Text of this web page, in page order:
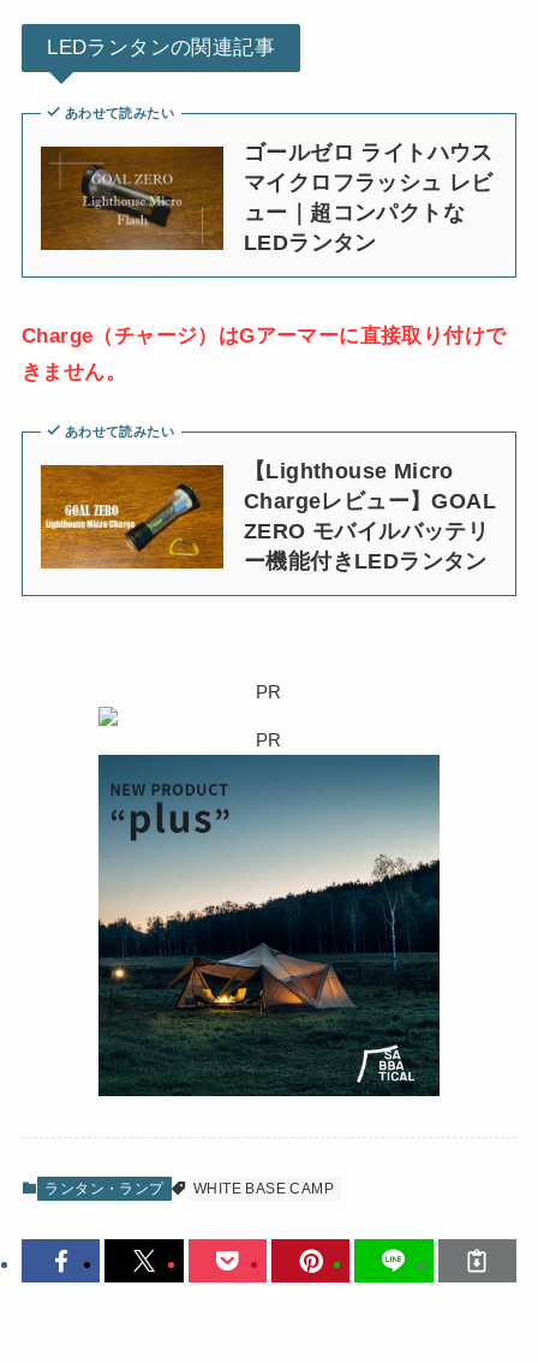
LEDランタンの関連記事
あわせて読みたい
ゴールゼロ ライトハウス
マイクロフラッシュ レビ
ュー｜超コンパクトな
LEDランタン
Charge（チャージ）はGアーマーに直接取り付けで
きません。
あわせて読みたい
【Lighthouse Micro
Chargeレビュー】GOAL
ZERO モバイルバッテリ
ー機能付きLEDランタン
PR
PR
ランタン・ランプ WHITE BASE CAMP